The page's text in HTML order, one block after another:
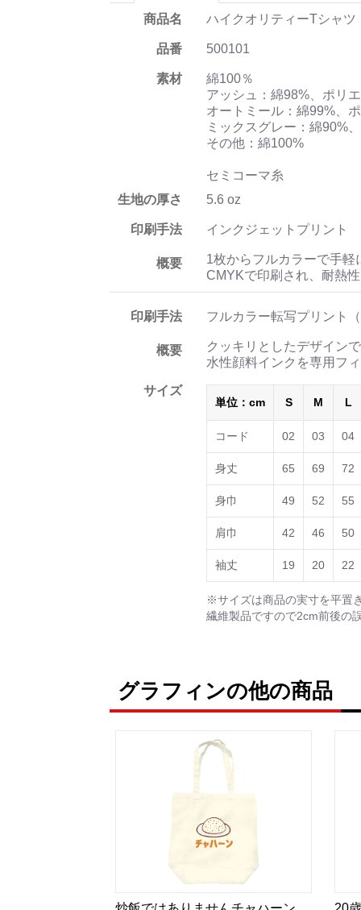
商品名 ハイクオリティーTシャツ
品番 500101
素材
綿100％
アッシュ：綿98%、ポリ
オートミール：綿99%、
ミックスグレー：綿90%
その他：綿100%
セミコーマ糸
生地の厚さ
5.6 oz
印刷手法 インクジェットプリント
概要
1枚からフルカラーで手
CMYKで印刷され、耐熱
印刷手法 フルカラー転写プリント
概要
クッキリとしたデザイン
水性顔料インクを専用フ
サイズ
単位：cm S M L
コード 02 03 04
身丈 65 69 72
身巾 49 52 55
肩巾 42 46 50
袖丈 19 20 22
※サイズは商品の実寸を平置
繊維製品ですので2cm前後の
グラフィンの他の商品